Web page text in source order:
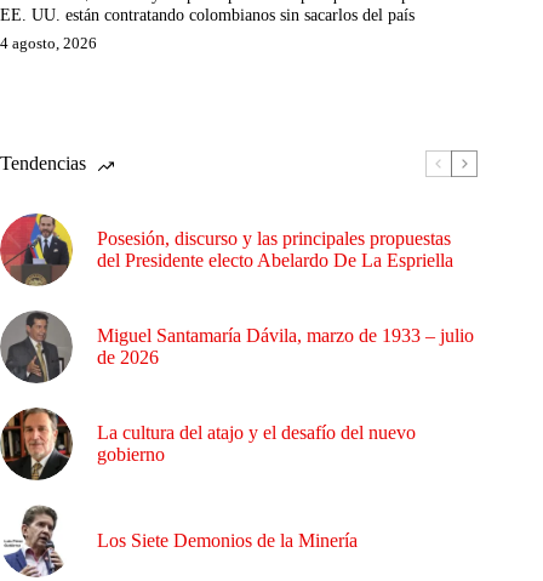
EE. UU. están contratando colombianos sin sacarlos del país
4 agosto, 2026
Tendencias
Posesión, discurso y las principales propuestas
del Presidente electo Abelardo De La Espriella
Miguel Santamaría Dávila, marzo de 1933 – julio
de 2026
La cultura del atajo y el desafío del nuevo
gobierno
Los Siete Demonios de la Minería